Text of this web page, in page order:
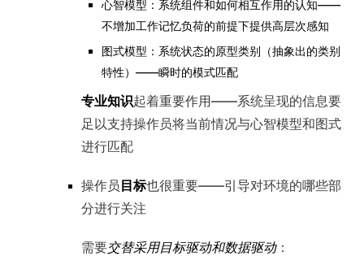
心智模型：系统组件和如何相互作用的认知——
不增加工作记忆负荷的前提下提供高层次感知
图式模型：系统状态的原型类别（抽象出的类别
特性）——瞬时的模式匹配
专业知识起着重要作用——系统呈现的信息要
足以支持操作员将当前情况与心智模型和图式
进行匹配
操作员目标也很重要——引导对环境的哪些部
分进行关注
需要交替采用目标驱动和数据驱动：